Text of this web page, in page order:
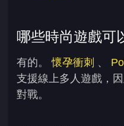
哪些時尚遊戲可
有的。懷孕衝刺 、
支援線上多人遊戲，
對戰。